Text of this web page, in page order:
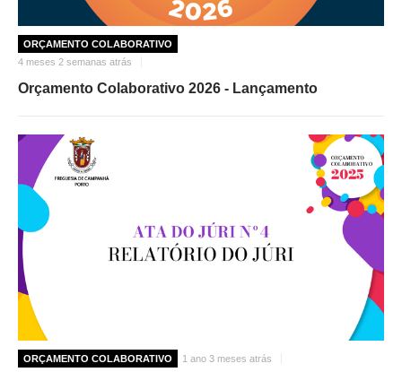
ORÇAMENTO COLABORATIVO
4 meses 2 semanas atrás
Orçamento Colaborativo 2026 - Lançamento
ORÇAMENTO COLABORATIVO 1 ano 3 meses atrás